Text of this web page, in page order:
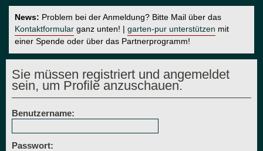
News: Problem bei der Anmeldung? Bitte Mail über das
Kontaktformular ganz unten! | garten-pur unterstützen mit
einer Spende oder über das Partnerprogramm!
Sie müssen registriert und angemeldet
sein, um Profile anzuschauen.
Benutzername:
Passwort: